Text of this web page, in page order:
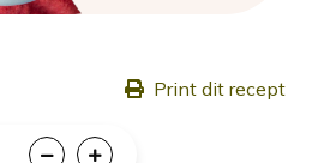
Print dit recept